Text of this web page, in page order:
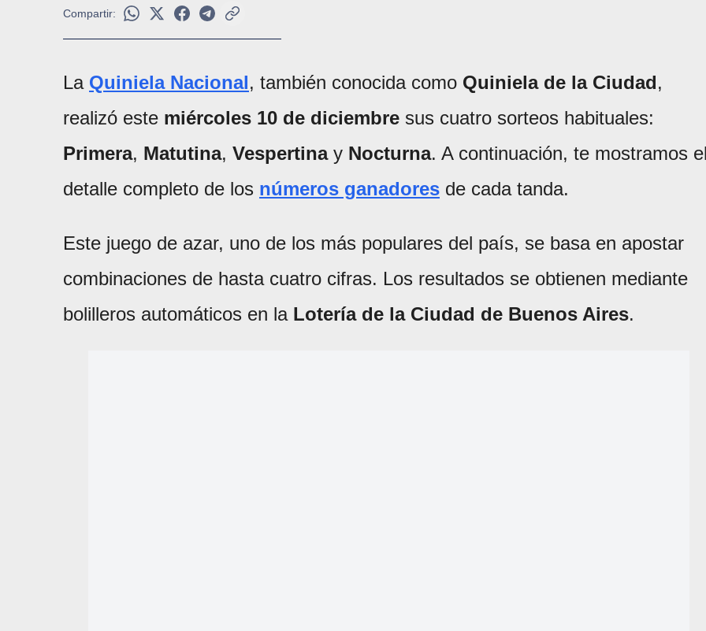
Compartir:
La Quiniela Nacional, también conocida como Quiniela de la Ciudad,
realizó este miércoles 10 de diciembre sus cuatro sorteos habituales:
Primera, Matutina, Vespertinay Nocturna. A continuación, te mostramos
detalle completo de los números ganadores de cada tanda.
Este juego de azar, uno de los más populares del país, se basa en apostar
combinaciones de hasta cuatro cifras. Los resultados se obtienen mediante
bolilleros automáticos en la Lotería de la Ciudad de Buenos Aires.